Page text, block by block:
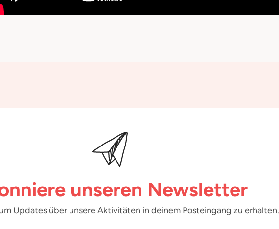
unseren Newsletter
Updates über unsere Aktivitäten in deinem Posteingang zu erhalten.